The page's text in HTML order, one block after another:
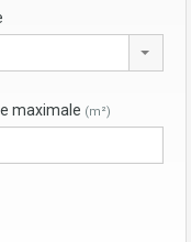
maximale (m²)